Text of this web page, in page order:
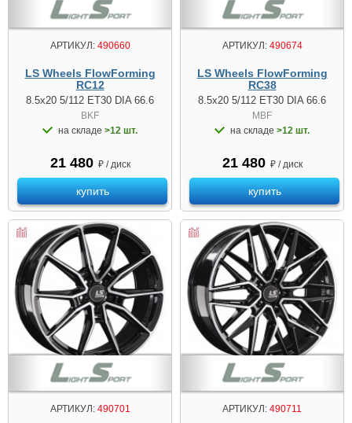
АРТИКУЛ:490660
LS Wheels FlowForming
RC12
8.5x20 5/112 ET30 DIA 66.6
BKF
на складе >12 шт.
21 480 ₽ / диск
купить
АРТИКУЛ:490674
LS Wheels FlowForming
RC38
8.5x20 5/112 ET30 DIA 66.6
MBF
на складе >12 шт.
21 480 ₽ / диск
купить
АРТИКУЛ:490701 АРТИКУЛ: 490711